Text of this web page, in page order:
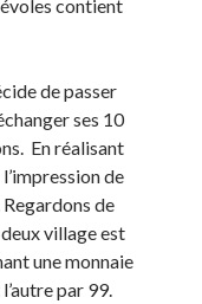
contient
de passer
ses 10
En réalisant
de
de
village est
une monnaie
par 99.